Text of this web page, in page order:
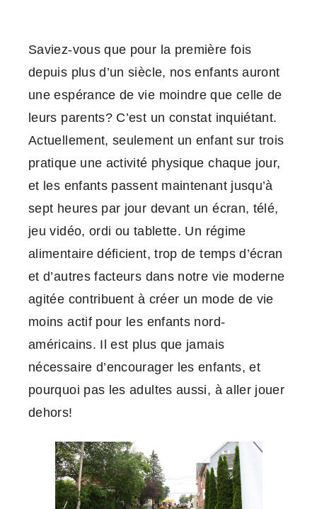
Saviez-vous que pour la première fois
depuis plus d’un siècle, nos enfants auront
une espérance de vie moindre que celle de
leurs parents? C’est un constat inquiétant.
Actuellement, seulement un enfant sur trois
pratique une activité physique chaque jour,
et les enfants passent maintenant jusqu’à
sept heures par jour devant un écran, télé,
jeu vidéo, ordi ou tablette. Un régime
alimentaire déficient, trop de temps d’écran
et d’autres facteurs dans notre vie moderne
agitée contribuent à créer un mode de vie
moins actif pour les enfants nord-
américains. Il est plus que jamais
nécessaire d’encourager les enfants, et
pourquoi pas les adultes aussi, à aller jouer
dehors!